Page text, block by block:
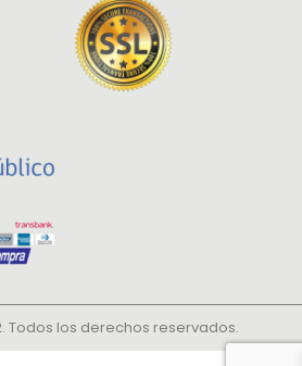
Todos los derechos reservados.